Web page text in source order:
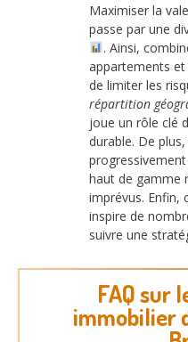
Maximiser la
passe par une
. Ainsi,
appartements
de limiter les
répartition
joue un rôle clé
durable. De
haut de gamme
imprévus. Enfin,
inspire de
suivre une
FAQ sur
immobilier